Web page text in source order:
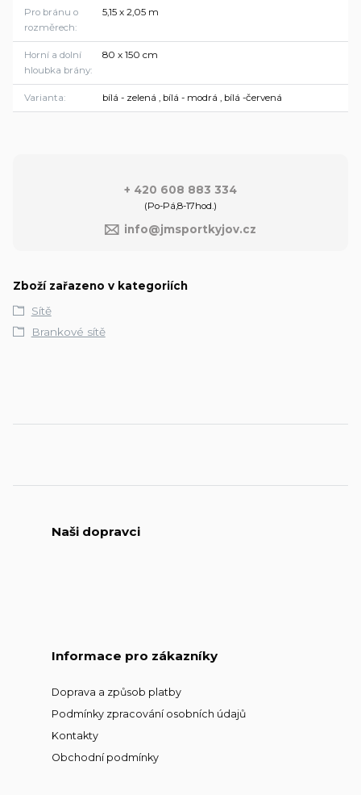
Pro bránu o
rozměrech
5,15 x 2,05 m
Horní a dolní
hloubka brány
80 x 150 cm
Varianta bílá - zelená , bílá - modrá , bílá -červená
+ 420 608 883 334
(Po-Pá,8-17hod.)
info@jmsportkyjov.cz
Zboží zařazeno v kategoriích
Sítě
Brankové sítě
Naši dopravci
Informace pro zákazníky
Doprava a způsob platby
Podmínky zpracování osobních údajů
Kontakty
Obchodní podmínky